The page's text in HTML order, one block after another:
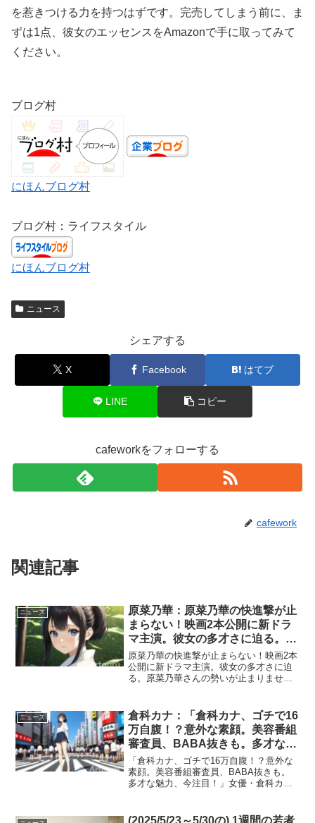
を惹きつける力を持つはずです。完売してしまう前に、ま
ずは1点、彼女のエッセンスをAmazonで手に取ってみて
ください。
ブログ村
にほんブログ村
ブログ村：ライフスタイル
にほんブログ村
ニュース
シェアする
X Facebook はてブ
LINE コピー
cafeworkをフォローする
cafework
関連記事
ニュース
原菜乃華：原菜乃華の快進撃が止
まらない！映画2本公開に新ドラ
マ主演。彼女の多才さに迫る。
(2026/7/17-7/24)
原菜乃華の快進撃が止まらない！映画2本
公開に新ドラマ主演。彼女の多才さに迫
る。原菜乃華さんの勢いが止まりませ
す。さらに、もう一本の主演映画の試写
会情報も解禁。秋からは...
ニュース
倉科カナ：「倉科カナ、ゴチで16
万自腹！？意外な素顔。美容番組
審査員、BABA抜きも。多才な魅
力、今注目！」(2026/7/11-7/18)
「倉科カナ、ゴチで16万自腹！？意外な
素顔。美容番組審査員、BABA抜きも。
多才な魅力、今注目！」女優・倉科カナ
の高額自腹から、美容番組の審査員、さ